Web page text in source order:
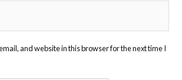
and website in this browser for the next time I